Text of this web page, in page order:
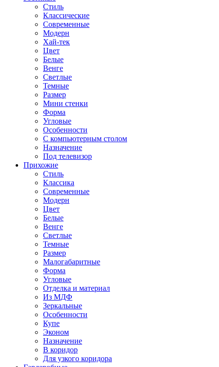
Стиль
Классические
Современные
Модерн
Хай-тек
Цвет
Белые
Венге
Светлые
Темные
Размер
Мини стенки
Форма
Угловые
Особенности
С компьютерным столом
Назначение
Под телевизор
Прихожие
Стиль
Классика
Современные
Модерн
Цвет
Белые
Венге
Светлые
Темные
Размер
Малогабаритные
Форма
Угловые
Отделка и материал
Из МДФ
Зеркальные
Особенности
Купе
Эконом
Назначение
В коридор
Для узкого коридора